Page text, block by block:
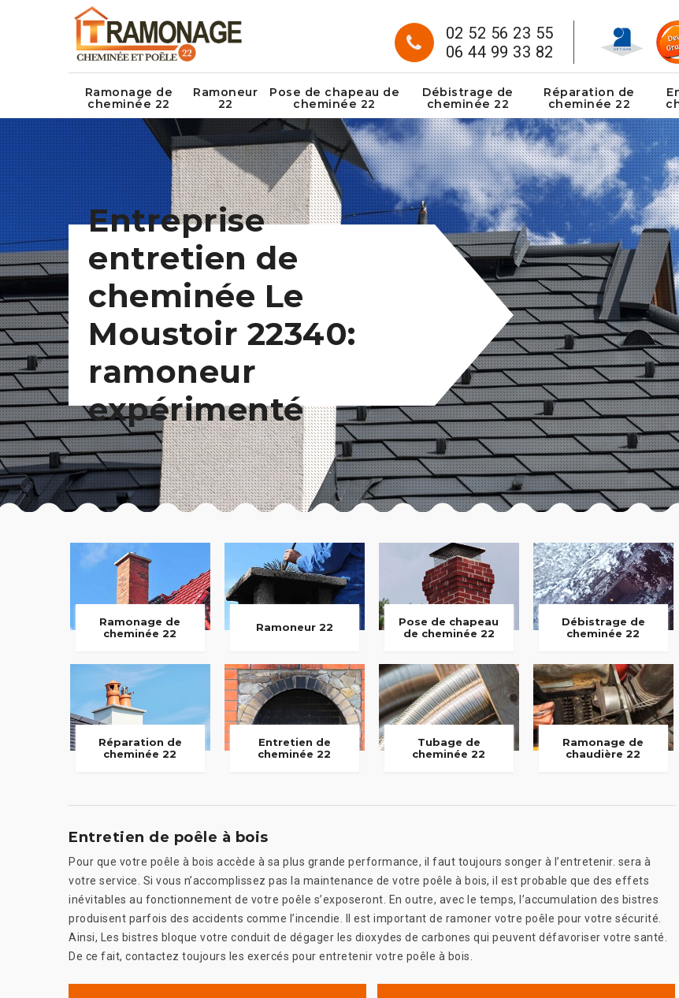
02 52 56 23 55
06 44 99 33 82
Ramonage de
cheminée 22
Ramoneur
22
Pose de chapeau de
cheminée 22
Débistrage de
cheminée 22
Réparation de
cheminée 22
Entreprise
entretien de
cheminée Le
Moustoir 22340:
ramoneur
expérimenté
Ramonage de
cheminée 22
Ramoneur 22
Pose de chapeau
de cheminée 22
Débistrage de
cheminée 22
Réparation de
cheminée 22
Entretien de
cheminée 22
Tubage de
cheminée 22
Ramonage de
chaudière 22
Entretien de poêle à bois
Pour que votre poêle à bois accède à sa plus grande performance, il faut toujours songer à l’entretenir. sera à
votre service. Si vous n’accomplissez pas la maintenance de votre poêle à bois, il est probable que des effets
inévitables au fonctionnement de votre poêle s’exposeront. En outre, avec le temps, l’accumulation des bistres
produisent parfois des accidents comme l’incendie. Il est important de ramoner votre poêle pour votre sécurité.
Ainsi, Les bistres bloque votre conduit de dégager les dioxydes de carbones qui peuvent défavoriser votre santé.
De ce fait, contactez toujours les exercés pour entretenir votre poêle à bois.